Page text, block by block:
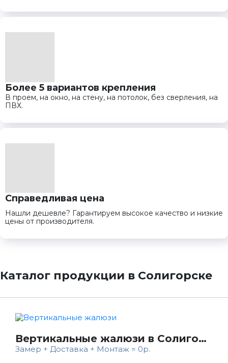
Более 5 вариантов крепления
В проем, на окно, на стену, на потолок, без сверления, на
ПВХ.
Справедливая цена
Нашли дешевле? Гарантируем высокое качество и низкие
цены от производителя.
Каталог продукции в Солигорске
Вертикальные жалюзи в Солигорске
Замер + Доставка + Монтаж = 0р.